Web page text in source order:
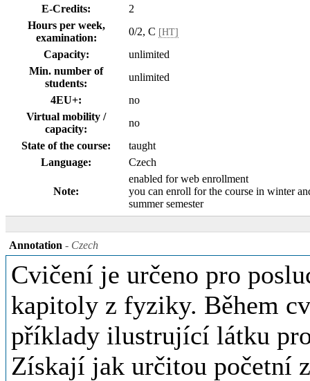
E-Credits:
2
Hours per week,
examination:
0/2, C [HT]
Capacity:
unlimited
Min. number of
students:
unlimited
4EU+:
no
Virtual mobility /
capacity:
no
State of the course:
taught
Language:
Czech
Note:
enabled for web enrollment
you can enroll for the course in winter
summer semester
Annotation - Czech
Cvičení je určeno pro
kapitoly z fyziky. Během
příklady ilustrující látku
Získají jak určitou početní